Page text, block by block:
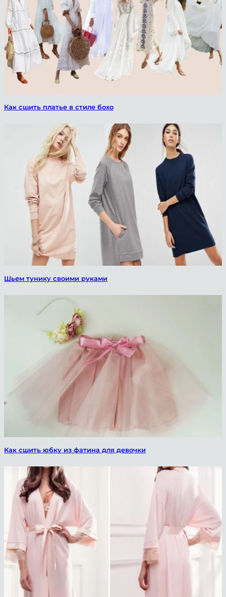
Как сшить платье в стиле бохо
Шьем тунику своими руками
Как сшить юбку из фатина для девочки